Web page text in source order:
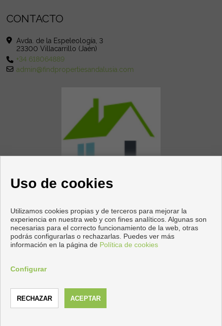
CONTACTO
Avda. de la Espeleología, 3
23300 Villacarrillo (Jaén)
+34 618064889
admin@findpropertiesandalusia.com
Pisos y casas en venta en Villacarrillo
Uso de cookies
Utilizamos cookies propias y de terceros para mejorar la
experiencia en nuestra web y con fines analíticos. Algunas son
necesarias para el correcto funcionamiento de la web, otras
podrás configurarlas o rechazarlas. Puedes ver más
información en la página de Política de cookies
Configurar